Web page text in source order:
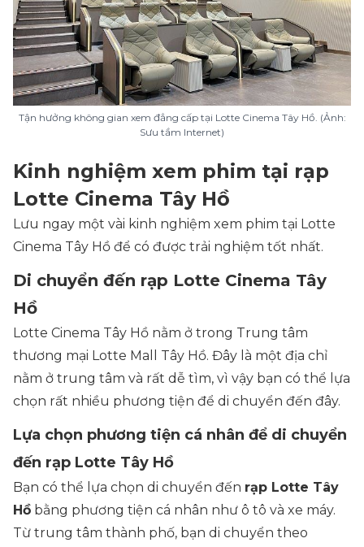
Tận hưởng không gian xem đẳng cấp tại Lotte Cinema Tây Hồ. (Ảnh:
Sưu tầm Internet)
Kinh nghiệm xem phim tại rạp
Lotte Cinema Tây Hồ
Lưu ngay một vài kinh nghiệm xem phim tại Lotte
Cinema Tây Hồ để có được trải nghiệm tốt nhất.
Di chuyển đến rạp Lotte Cinema Tây
Hồ
Lotte Cinema Tây Hồ nằm ở trong Trung tâm
thương mại Lotte Mall Tây Hồ. Đây là một địa chỉ
nằm ở trung tâm và rất dễ tìm, vì vậy bạn có thể lựa
chọn rất nhiều phương tiện để di chuyển đến đây.
Lựa chọn phương tiện cá nhân để di chuyển
đến rạp Lotte Tây Hồ
Bạn có thể lựa chọn di chuyển đến rạp Lotte Tây
Hồ bằng phương tiện cá nhân như ô tô và xe máy.
Từ trung tâm thành phố, bạn di chuyển theo